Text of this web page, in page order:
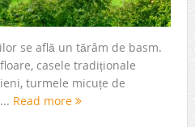
se află un tărâm de basm.
casele tradiționale
turmele micuțe de
Read more